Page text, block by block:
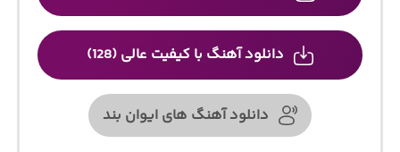
دانلود آهنگ با کیفیت عالی (128)
دانلود آهنگ های ایوان بند